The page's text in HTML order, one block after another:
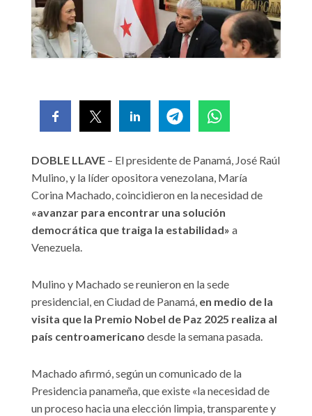
DOBLE LLAVE – El presidente de Panamá, José Raúl
Mulino, y la líder opositora venezolana, María
Corina Machado, coincidieron en la necesidad de
«avanzar para encontrar una solución
democrática que traiga la estabilidad» a
Venezuela.
Mulino y Machado se reunieron en la sede
presidencial, en Ciudad de Panamá, en medio de la
visita que la Premio Nobel de Paz 2025 realiza al
país centroamericano desde la semana pasada.
Machado afirmó, según un comunicado de la
Presidencia panameña, que existe «la necesidad de
un proceso hacia una elección limpia, transparente y